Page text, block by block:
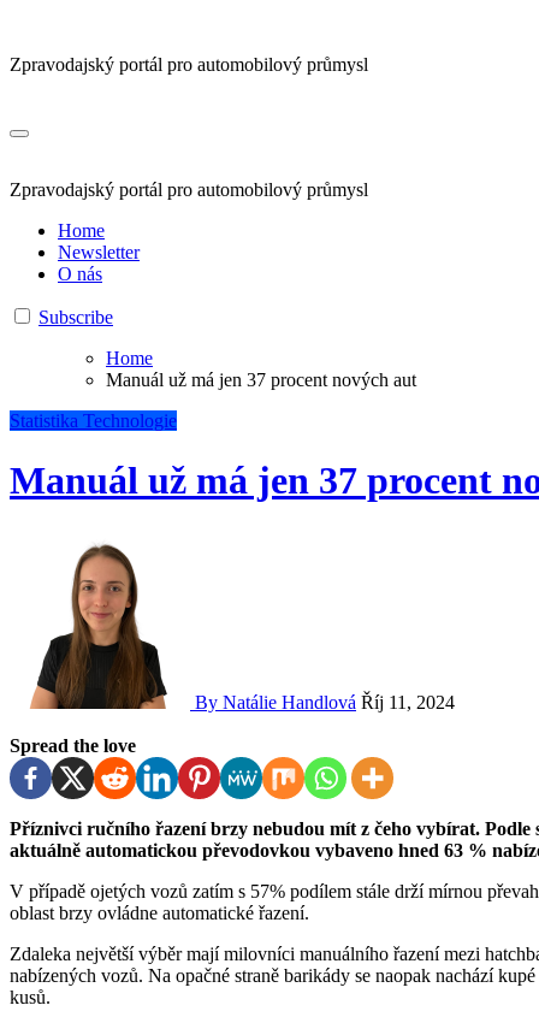
Zpravodajský portál pro automobilový průmysl
Zpravodajský portál pro automobilový průmysl
Home
Newsletter
O nás
Subscribe
Home
Manuál už má jen 37 procent nových aut
Statistika Technologie
Manuál už má jen 37 procent
By Natálie Handlová Říj 11, 2024
Spread the love
Příznivci ručního řazení brzy nebudou mít z čeho vybírat. Podle statistik motoristického inzertního portálu TipCars je
aktuálně automatickou převodovkou vybaveno hned 63 %
V případě ojetých vozů zatím s 57% podílem stále drží mírnou
oblast brzy ovládne automatické řazení.
Zdaleka největší výběr mají milovníci manuálního řazení mezi
nabízených vozů. Na opačné straně barikády se naopak nachází
kusů.